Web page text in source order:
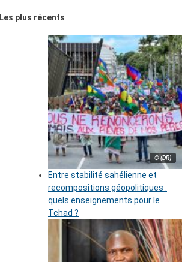
Les plus récents
© (DR)
Entre stabilité sahélienne et
recompositions géopolitiques :
quels enseignements pour le
Tchad ?